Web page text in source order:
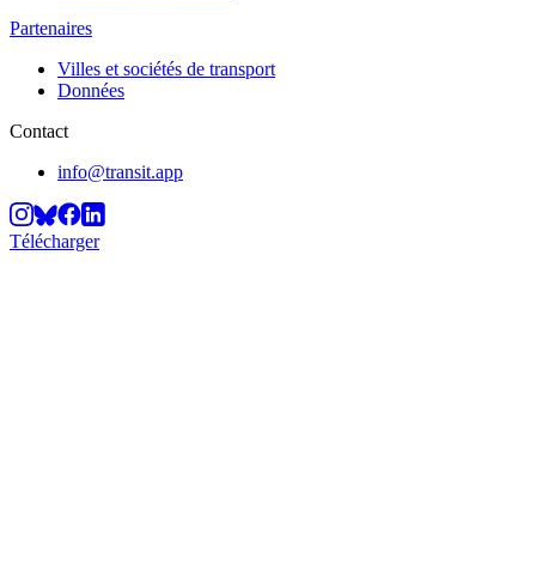
Partenaires
Villes et sociétés de transport
Données
Contact
info@transit.app
Télécharger